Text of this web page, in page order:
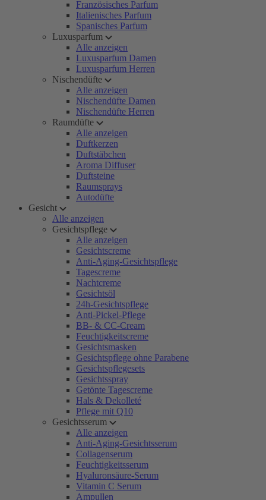
Französisches Parfum
Italienisches Parfum
Spanisches Parfum
Luxusparfum
Alle anzeigen
Luxusparfum Damen
Luxusparfum Herren
Nischendüfte
Alle anzeigen
Nischendüfte Damen
Nischendüfte Herren
Raumdüfte
Alle anzeigen
Duftkerzen
Duftstäbchen
Aroma Diffuser
Duftsteine
Raumsprays
Autodüfte
Gesicht
Alle anzeigen
Gesichtspflege
Alle anzeigen
Gesichtscreme
Anti-Aging-Gesichtspflege
Tagescreme
Nachtcreme
Gesichtsöl
24h-Gesichtspflege
Anti-Pickel-Pflege
BB- & CC-Cream
Feuchtigkeitscreme
Gesichtsmasken
Gesichtspflege ohne Parabene
Gesichtspflegesets
Gesichtsspray
Getönte Tagescreme
Hals & Dekolleté
Pflege mit Q10
Gesichtsserum
Alle anzeigen
Anti-Aging-Gesichtsserum
Collagenserum
Feuchtigkeitsserum
Hyaluronsäure-Serum
Vitamin C Serum
Ampullen